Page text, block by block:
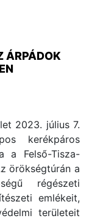
ÁRPÁDOK
2023. július 7.
kerékpáros
a Felső-Tisza-
örökségtúrán a
régészeti
emlékeit,
területeit